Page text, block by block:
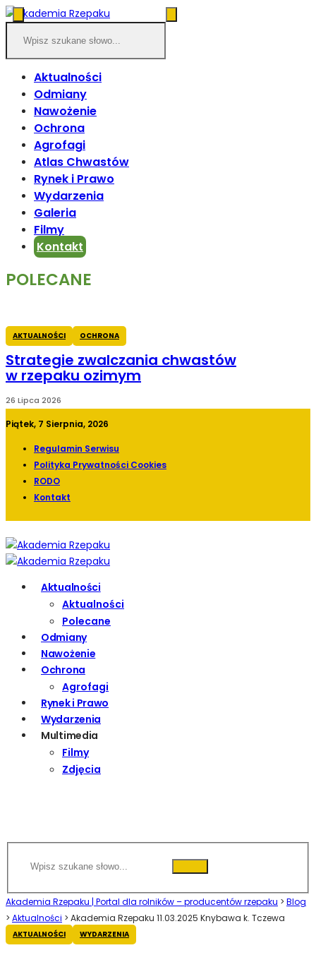
Aktualności
Odmiany
Nawożenie
Ochrona
Agrofagi
Atlas Chwastów
Rynek i Prawo
Wydarzenia
Galeria
Filmy
Kontakt
POLECANE
AKTUALNOŚCI OCHRONA
Strategie zwalczania chwastów
w rzepaku ozimym
26 Lipca 2026
Piątek, 7 Sierpnia, 2026
Regulamin Serwisu
Polityka Prywatności Cookies
RODO
Kontakt
Aktualności
Aktualności
Polecane
Odmiany
Nawożenie
Ochrona
Agrofagi
Rynek i Prawo
Wydarzenia
Multimedia
Filmy
Zdjęcia
Akademia Rzepaku | Portal dla rolników – producentów rzepaku > Blog
> Aktualności > Akademia Rzepaku 11.03.2025 Knybawa k. Tczewa
AKTUALNOŚCI WYDARZENIA